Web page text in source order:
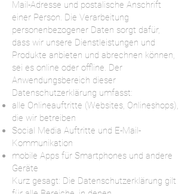
Mail-Adresse und postalische Anschrift
einer Person. Die Verarbeitung
personenbezogener Daten sorgt dafür,
dass wir unsere Dienstleistungen und
Produkte anbieten und abrechnen können,
sei es online oder offline. Der
Anwendungsbereich dieser
Datenschutzerklärung umfasst:
alle Onlineauftritte (Websites, Onlineshops),
die wir betreiben
Social Media Auftritte und E-Mail-
Kommunikation
mobile Apps für Smartphones und andere
Geräte
Kurz gesagt: Die Datenschutzerklärung gilt